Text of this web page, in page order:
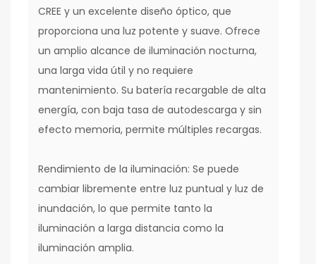
CREE y un excelente diseño óptico, que
proporciona una luz potente y suave. Ofrece
un amplio alcance de iluminación nocturna,
una larga vida útil y no requiere
mantenimiento. Su batería recargable de alta
energía, con baja tasa de autodescarga y sin
efecto memoria, permite múltiples recargas.
Rendimiento de la iluminación: Se puede
cambiar libremente entre luz puntual y luz de
inundación, lo que permite tanto la
iluminación a larga distancia como la
iluminación amplia.